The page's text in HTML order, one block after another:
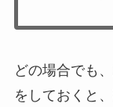
どの場合でも
をしておくと